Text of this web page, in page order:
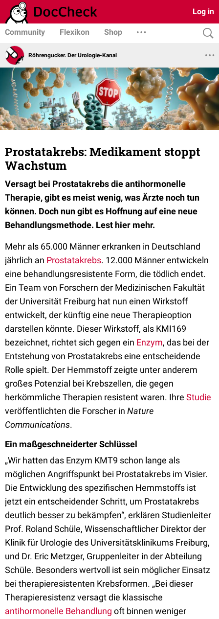
Log in
Community Flexikon Shop
Röhrengucker. Der Urologie-Kanal
Prostatakrebs: Medikament stoppt
Wachstum
Versagt bei Prostatakrebs die antihormonelle
Therapie, gibt es meist wenig, was Ärzte noch tun
können. Doch nun gibt es Hoffnung auf eine neue
Behandlungsmethode. Lest hier mehr.
Mehr als 65.000 Männer erkranken in Deutschland
jährlich an Prostatakrebs. 12.000 Männer entwickeln
eine behandlungsresistente Form, die tödlich endet.
Ein Team von Forschern der Medizinischen Fakultät
der Universität Freiburg hat nun einen Wirkstoff
entwickelt, der künftig eine neue Therapieoption
darstellen könnte. Dieser Wirkstoff, als KMI169
bezeichnet, richtet sich gegen ein Enzym, das bei der
Entstehung von Prostatakrebs eine entscheidende
Rolle spielt. Der Hemmstoff zeigte unter anderem
großes Potenzial bei Krebszellen, die gegen
herkömmliche Therapien resistent waren. Ihre Studie
veröffentlichten die Forscher in Nature
Communications.
Ein maßgeschneiderter Schlüssel
„Wir hatten das Enzym KMT9 schon lange als
möglichen Angriffspunkt bei Prostatakrebs im Visier.
Die Entwicklung des spezifischen Hemmstoffs ist
jetzt ein entscheidender Schritt, um Prostatakrebs
deutlich besser zu bekämpfen“, erklären Studienleiter
Prof. Roland Schüle, Wissenschaftlicher Direktor der
Klinik für Urologie des Universitätsklinikums Freiburg,
und Dr. Eric Metzger, Gruppenleiter in der Abteilung
Schüle. Besonders wertvoll ist sein möglicher Einsatz
bei therapieresistenten Krebsformen. „Bei dieser
Therapieresistenz versagt die klassische
antihormonelle Behandlung oft binnen weniger